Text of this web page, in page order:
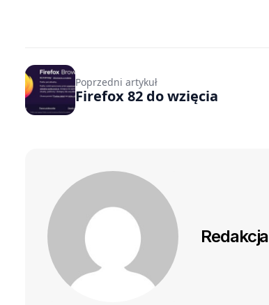
Poprzedni artykuł
Firefox 82 do wzięcia
Redakcja